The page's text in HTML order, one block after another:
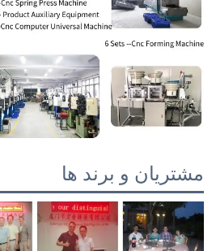
مشتریان و برند ها